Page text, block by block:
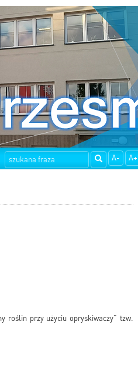
A- A+
roślin przy użyciu opryskiwaczy” tzw.